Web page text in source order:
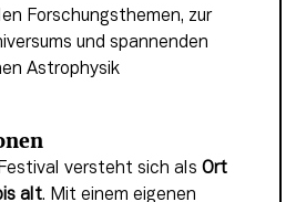
Forschungsthemen, zur
und spannenden
Astrophysik
versteht sich als Ort
alt